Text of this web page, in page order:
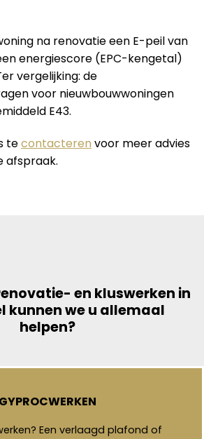
na renovatie een E-peil van
energiescore (EPC-kengetal)
vergelijking: de
voor nieuwbouwwoningen
E43.
tecontacteren voor meer advies
afspraak.
en kluswerken in
kunnen we u allemaal
helpen?
GYPROCWERKEN
Een verlaagd plafond of